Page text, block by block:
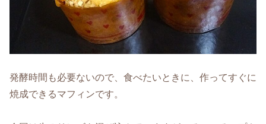
発酵時間も必要ないので、食べたいときに、作ってすぐに
焼成できるマフィンです。